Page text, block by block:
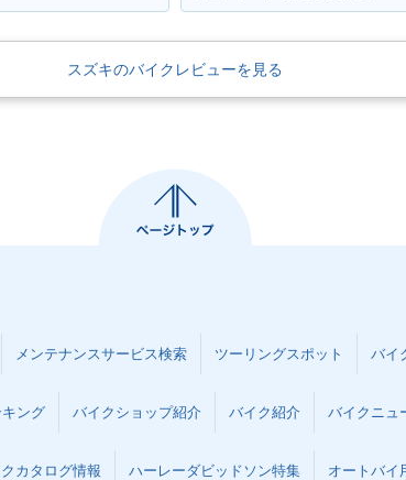
スズキのバイクレビューを見る
メンテナンスサービス検索 ツーリングスポット バイ
ング バイクショップ紹介 バイク紹介 バイクニュ
カタログ情報 ハーレーダビッドソン特集 オートバイ